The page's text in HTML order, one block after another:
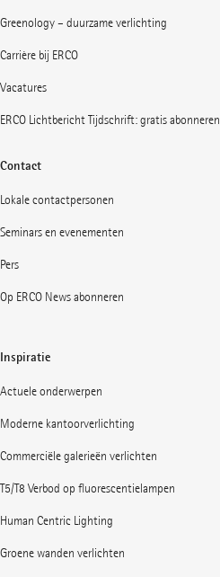
Greenology – duurzame verlichting
Carrière bij ERCO
Vacatures
ERCO Lichtbericht Tijdschrift: gratis abonneren
Contact
Lokale contactpersonen
Seminars en evenementen
Pers
Op ERCO News abonneren
Inspiratie
Actuele onderwerpen
Moderne kantoorverlichting
Commerciële galerieën verlichten
T5/T8 Verbod op fluorescentielampen
Human Centric Lighting
Groene wanden verlichten